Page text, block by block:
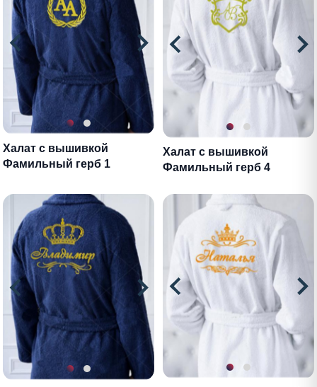
Халат с вышивкой
Фамильный герб 1
Халат с вышивкой
Фамильный герб 4